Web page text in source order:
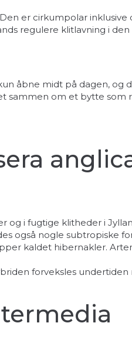
er cirkumpolar
regulere klitlavning i
åbne midt på dagen,
sammen om et bytte
i fugtige klitheder i
også nogle subtropiske
kaldet hibernakler.
forveksles undertiden